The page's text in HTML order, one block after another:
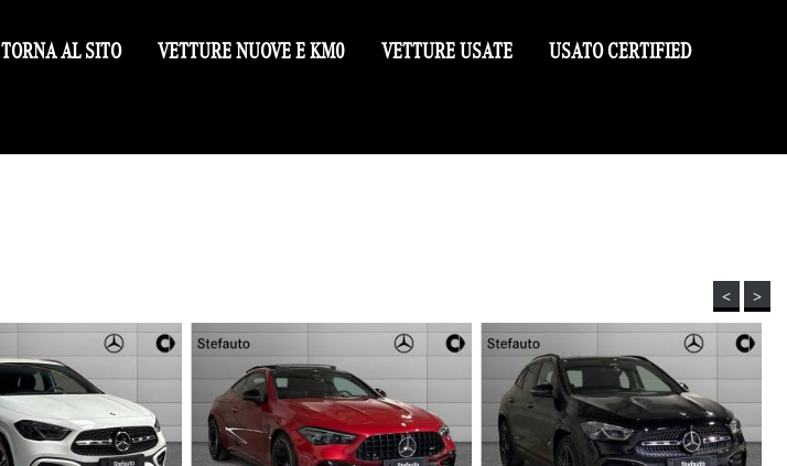
TORNA AL SITO VETTURE NUOVE E KM0 VETTURE USATE USATO CERTIFIED
< >